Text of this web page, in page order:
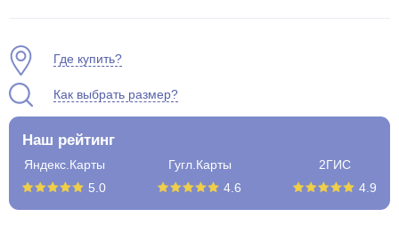
Где купить?
Как выбрать размер?
Наш рейтинг
Яндекс.Карты
5.0
Гугл.Карты
4.6
2ГИС
4.9